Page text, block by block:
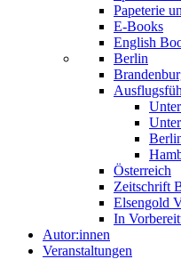
Papeterie
E-Books
English
Berlin
Österreich
Zeitschrift
Elsengold
In
Autor:innen
Veranstaltungen